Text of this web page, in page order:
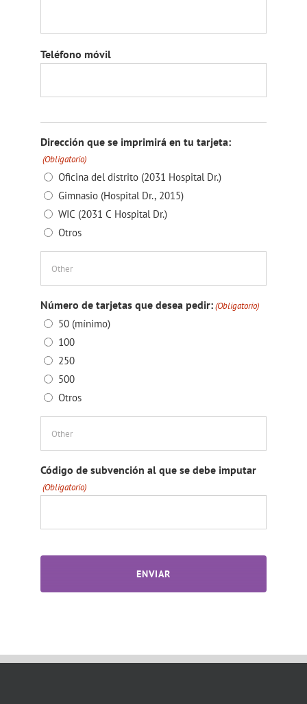
Teléfono móvil
Dirección que se imprimirá en tu tarjeta:
(Obligatorio)
Oficina del distrito (2031 Hospital Dr.)
Gimnasio (Hospital Dr., 2015)
WIC (2031 C Hospital Dr.)
Otros
Número de tarjetas que desea pedir:(Obligatorio)
50 (mínimo)
100
250
500
Otros
Código de subvención al que se debe imputar
(Obligatorio)